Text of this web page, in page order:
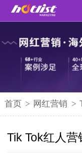
首页 > 网红营销 >
Tik Tok红人